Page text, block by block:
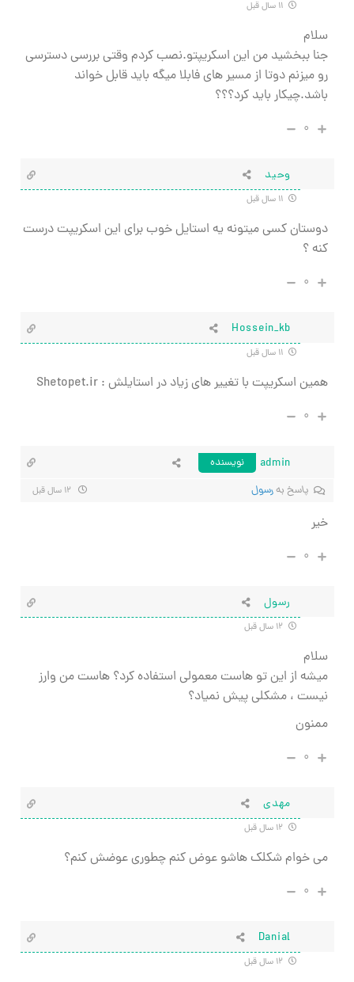
سلام
جنا ببخشید من این اسکریپتو.نصب کردم وقتی بررسی دسترسی
رو میزنم دوتا از مسیر های فابلا میگه باید قابل خواند
باشد.چیکار باید کرد؟؟؟
۰
وحید
دوستان کسی میتونه یه استایل خوب برای این اسکریپت درست
کنه ؟
۰
Hossein_kb
همین اسکریپت با تغییر های زیاد در استایلش : Shetopet.ir
۰
admin
نویسنده
پاسخ بهرسول
خیر
۰
رسول
سلام
میشه از این تو هاست معمولی استفاده کرد؟ هاست من وارز
نیست ، مشکلی پیش نمیاد؟
ممنون
۰
مهدی
می خوام شکلک هاشو عوض کنم چطوری عوضش کنم؟
۰
Danial